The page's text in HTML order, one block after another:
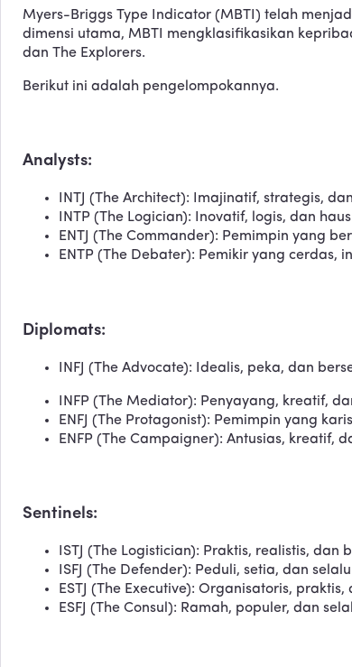
Myers-Briggs Type Indicator (MBTI) telah
dimensi utama, MBTI mengklasifikasikan
dan The Explorers.
Berikut ini adalah pengelompokannya.
Analysts:
INTJ (The Architect): Imajinatif, strategis,
INTP (The Logician): Inovatif, logis, dan
ENTJ (The Commander): Pemimpin yang
ENTP (The Debater): Pemikir yang
Diplomats:
INFJ (The Advocate): Idealis, peka, dan
INFP (The Mediator): Penyayang, kreatif,
ENFJ (The Protagonist): Pemimpin yang
ENFP (The Campaigner): Antusias, kreatif,
Sentinels:
ISTJ (The Logistician): Praktis, realistis,
ISFJ (The Defender): Peduli, setia, dan
ESTJ (The Executive): Organisatoris, praktis,
ESFJ (The Consul): Ramah, populer, dan